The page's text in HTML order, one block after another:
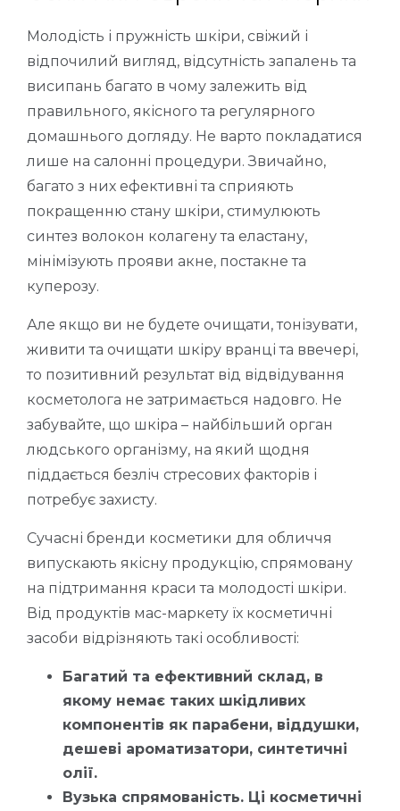
Молодість і пружність шкіри, свіжий і
відпочилий вигляд, відсутність запалень та
висипань багато в чому залежить від
правильного, якісного та регулярного
домашнього догляду. Не варто покладатися
лише на салонні процедури. Звичайно,
багато з них ефективні та сприяють
покращенню стану шкіри, стимулюють
синтез волокон колагену та еластану,
мінімізують прояви акне, постакне та
куперозу.
Але якщо ви не будете очищати, тонізувати,
живити та очищати шкіру вранці та ввечері,
то позитивний результат від відвідування
косметолога не затримається надовго. Не
забувайте, що шкіра – найбільший орган
людського організму, на який щодня
піддається безліч стресових факторів і
потребує захисту.
Сучасні бренди косметики для обличчя
випускають якісну продукцію, спрямовану
на підтримання краси та молодості шкіри.
Від продуктів мас-маркету їх косметичні
засоби відрізняють такі особливості:
Багатий та ефективний склад, в
якому немає таких шкідливих
компонентів як парабени, віддушки,
дешеві ароматизатори, синтетичні
олії.
Вузька спрямованість. Ці косметичні